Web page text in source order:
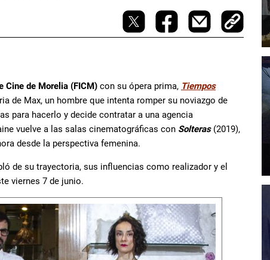
Cine de Morelia (FICM) con su ópera prima, Tiempos
de Max, un hombre que intenta romper su noviazgo de
para hacerlo y decide contratar a una agencia
vuelve a las salas cinematográficas con Solteras(2019),
desde la perspectiva femenina.
de su trayectoria, sus influencias como realizador y el
viernes 7 de junio.